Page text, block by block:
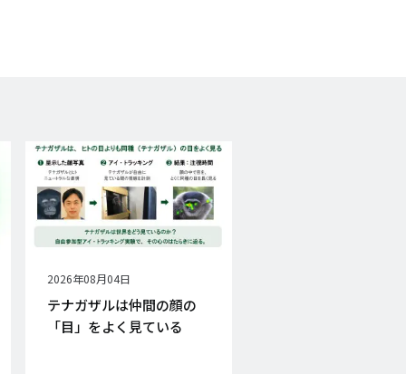
公
開
日
2026年08月04日
テナガザルは仲間の顔の
「目」をよく見ている